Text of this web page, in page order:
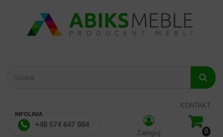
INFOLINIA
+48 574 647 984
Zaloguj 0
KONTAKT